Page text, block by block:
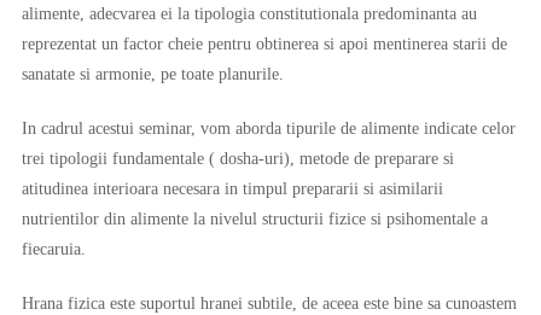
alimente, adecvarea ei la tipologia constitutionala predominanta au
reprezentat un factor cheie pentru obtinerea si apoi mentinerea starii de
sanatate si armonie, pe toate planurile.
In cadrul acestui seminar, vom aborda tipurile de alimente indicate celor
trei tipologii fundamentale ( dosha-uri), metode de preparare si
atitudinea interioara necesara in timpul prepararii si asimilarii
nutrientilor din alimente la nivelul structurii fizice si psihomentale a
fiecaruia.
Hrana fizica este suportul hranei subtile, de aceea este bine sa cunoastem